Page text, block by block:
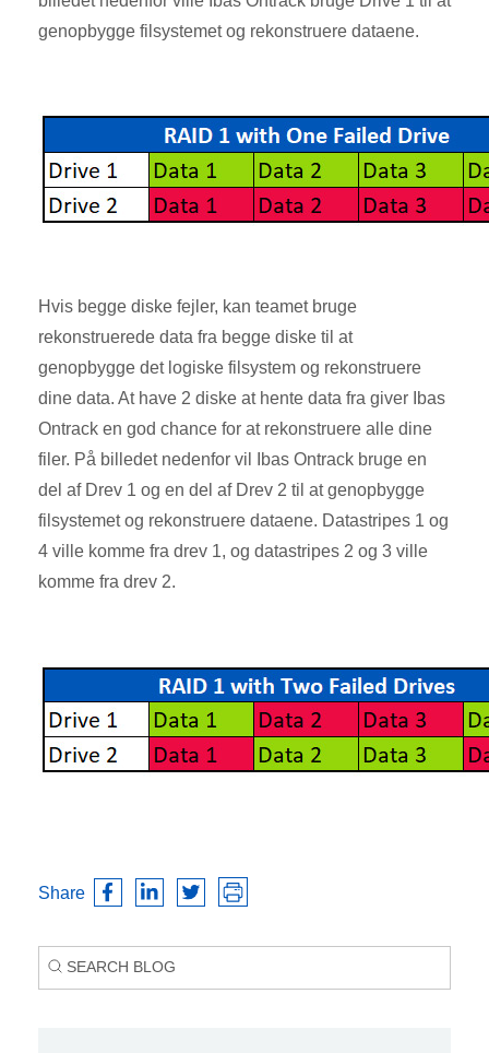
genopbygge filsystemet og rekonstruere dataene.
Hvis begge diske fejler, kan teamet bruge
rekonstruerede data fra begge diske til at
genopbygge det logiske filsystem og rekonstruere
dine data. At have 2 diske at hente data fra giver Ibas
Ontrack en god chance for at rekonstruere alle dine
filer. På billedet nedenfor vil Ibas Ontrack bruge en
del af Drev 1 og en del af Drev 2 til at genopbygge
filsystemet og rekonstruere dataene. Datastripes 1 og
4 ville komme fra drev 1, og datastripes 2 og 3 ville
komme fra drev 2.
Share